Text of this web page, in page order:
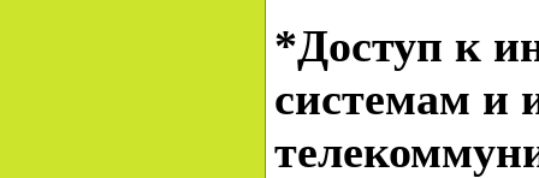
*Доступ к
системам и